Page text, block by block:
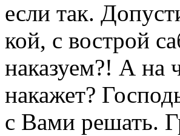
если так.
кой, с вострой
наказуем?! А на
накажет?
с Вами решать.